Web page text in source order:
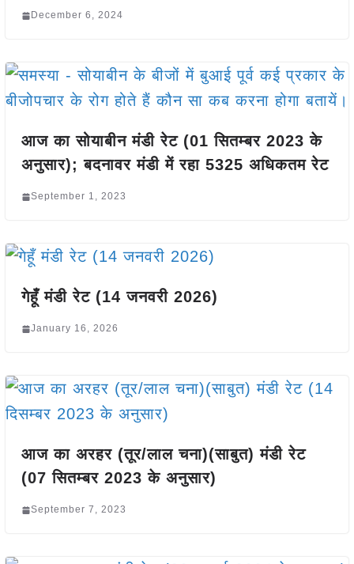
December 6, 2024
आज का सोयाबीन मंडी रेट (01 सितम्बर 2023 के
अनुसार); बदनावर मंडी में रहा 5325 अधिकतम रेट
September 1, 2023
गेहूँ मंडी रेट (14 जनवरी 2026)
January 16, 2026
आज का अरहर (तूर/लाल चना)(साबुत) मंडी रेट
(07 सितम्बर 2023 के अनुसार)
September 7, 2023